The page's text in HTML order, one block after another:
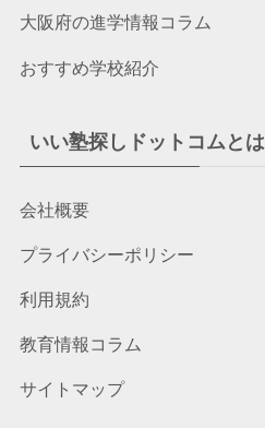
大阪府の進学情報コラム
おすすめ学校紹介
いい塾探しドットコムとは
会社概要
プライバシーポリシー
利用規約
教育情報コラム
サイトマップ